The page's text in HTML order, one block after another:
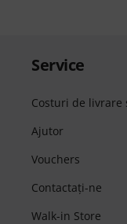
Service
Costuri de livrare
Ajutor
Vouchers
Contactaţi-ne
Walk-in Store